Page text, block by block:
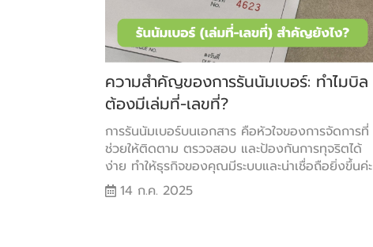
ความสำคัญของการรันนัมเบอร์: ทำไมบิล
ต้องมีเล่มที่-เลขที่?
การรันนัมเบอร์บนเอกสาร คือหัวใจของการจัดการที่
ช่วยให้ติดตาม ตรวจสอบ และป้องกันการทุจริตได้
ง่าย ทำให้ธุรกิจของคุณมีระบบและน่าเชื่อถือยิ่งขึ้นค่ะ
14 ก.ค. 2025